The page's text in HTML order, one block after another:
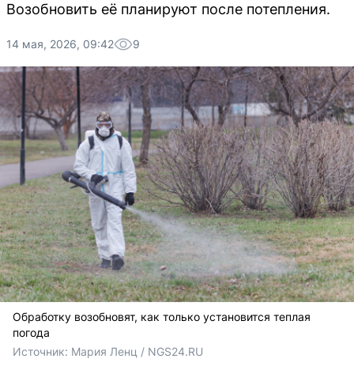
Возобновить её планируют после потепления.
14 мая, 2026, 09:42 9
Обработку возобновят, как только установится теплая
погода
Источник: Мария Ленц / NGS24.RU